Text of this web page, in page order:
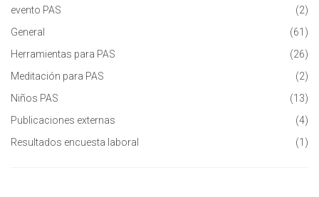
evento PAS
(2)
General
(61)
Herramientas para PAS
(26)
Meditación para PAS
(2)
Niños PAS
(13)
Publicaciones externas
(4)
Resultados encuesta laboral
(1)